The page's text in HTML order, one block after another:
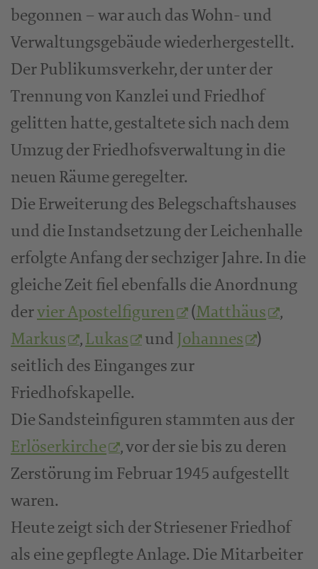
begonnen – war auch das Wohn- und
Verwaltungsgebäude wiederhergestellt.
Der Publikumsverkehr, der unter der
Trennung von Kanzlei und Friedhof
gelitten hatte, gestaltete sich nach dem
Umzug der Friedhofsverwaltung in die
neuen Räume geregelter.
Die Erweiterung des Belegschaftshauses
und die Instandsetzung der Leichenhalle
erfolgte Anfang der sechziger Jahre. In die
gleiche Zeit fiel ebenfalls die Anordnung
dervier Apostelfiguren (Matthäus
,
Markus
,Lukas undJohannes
)
seitlich des Einganges zur
Friedhofskapelle.
Die Sandsteinfiguren stammten aus der
Erlöserkirche
, vor der sie bis zu deren
Zerstörung im Februar 1945 aufgestellt
waren.
Heute zeigt sich der Striesener Friedhof
als eine gepflegte Anlage. Die Mitarbeiter